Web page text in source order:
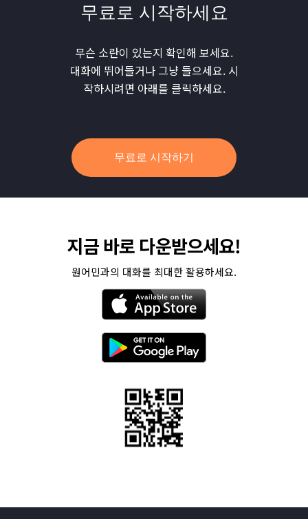
무료로 시작하세요
무슨 소란이 있는지 확인해 보세요.
대화에 뛰어들거나 그냥 들으세요. 시
작하시려면 아래를 클릭하세요.
무료로 시작하기
지금 바로 다운받으세요!
원어민과의 대화를 최대한 활용하세요.